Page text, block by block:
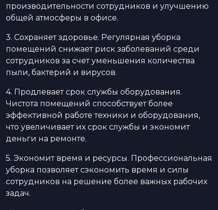
производительности сотрудников и улучшению
общей атмосферы в офисе.
3. Сохраняет здоровье. Регулярная уборка
помещений снижает риск заболеваний среди
сотрудников за счет уменьшения количества
пыли, бактерий и вирусов.
4. Продлевает срок службы оборудования.
Чистота помещений способствует более
эффективной работе техники и оборудования,
что увеличивает их срок службы и экономит
деньги на ремонте.
5. Экономит время и ресурсы. Профессиональная
уборка позволяет сэкономить время и силы
сотрудников на решение более важных рабочих
задач.